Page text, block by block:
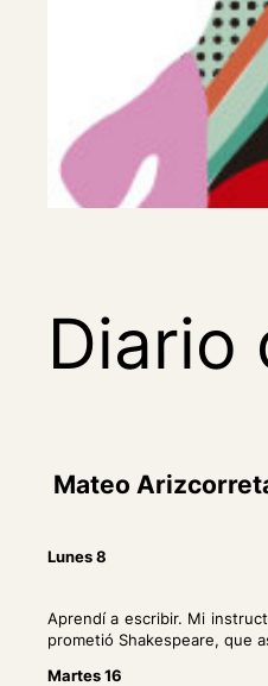
Diario
Mateo
Lunes 8
Aprendí a escribir. Mi
prometió Shakespeare, que
Martes 16